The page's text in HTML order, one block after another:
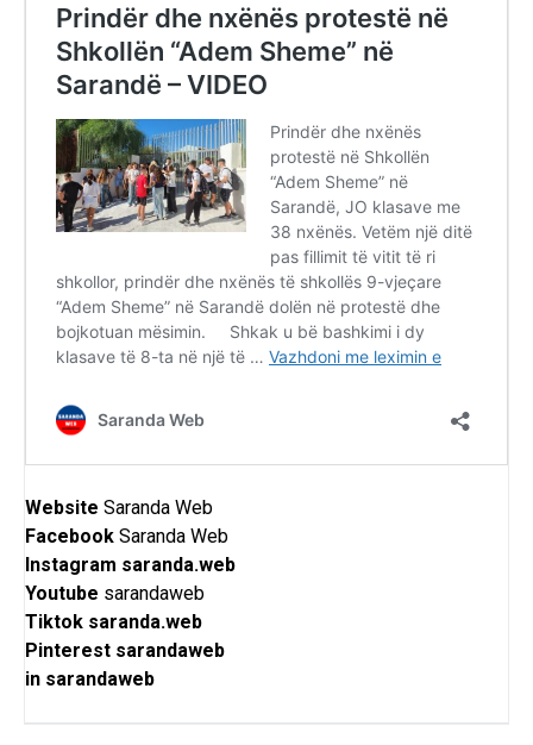
Website Saranda Web
Facebook Saranda Web
Instagram saranda.web
Youtube sarandaweb
Tiktok saranda.web
Pinterest sarandaweb
in sarandaweb